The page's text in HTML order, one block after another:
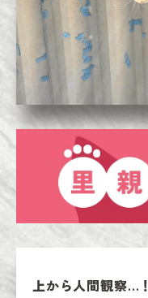
上から人間観察…！